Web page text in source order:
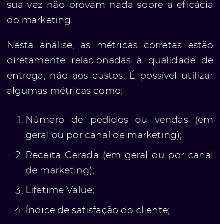
sua vez não provam nada sobre a eficácia
do marketing.
Nesta análise, as métricas corretas estão
diretamente relacionadas à qualidade de
entrega, não aos custos. É possível utilizar
algumas métricas como:
Número de pedidos ou vendas (em
geral ou por canal de marketing);
Receita Gerada (em geral ou por canal
de marketing);
Lifetime Value;
Índice de satisfação do cliente;